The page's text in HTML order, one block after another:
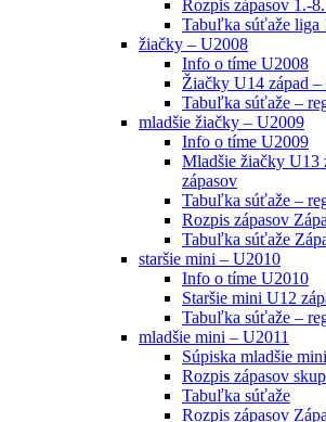
Rozpis zápasov 1.-
Tabuľka súťaže liga
žiačky – U2008
Info o tíme U2008
Žiačky U14 západ –
Tabuľka súťaže –
mladšie žiačky – U2009
Info o tíme U2009
Mladšie žiačky U13
zápasov
Tabuľka súťaže –
Rozpis zápasov
Tabuľka súťaže
staršie mini – U2010
Info o tíme U2010
Staršie mini U12
Tabuľka súťaže –
mladšie mini – U2011
Súpiska mladšie mini
Rozpis zápasov
Tabuľka súťaže
Rozpis zápasov